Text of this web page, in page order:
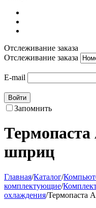
Отслеживание заказа
Отслеживание заказа
E-mail
Войти
Запомнить
шприц
Главная/Каталог/
комплектующие/
охлаждения/Термопаста